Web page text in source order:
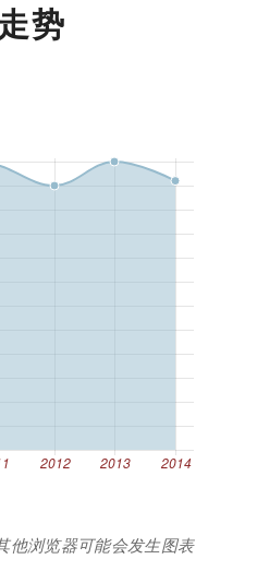
势
他浏览器可能会发生图表